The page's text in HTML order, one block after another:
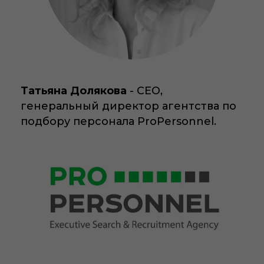
Татьяна Долякова - CEO,
генеральный директор агентства по
подбору персонала ProPersonnel.
Консалтинг
Мероприятия
Модульные программы
Конференции и форумы
База знаний
Видеоматериалы
Методические пособия